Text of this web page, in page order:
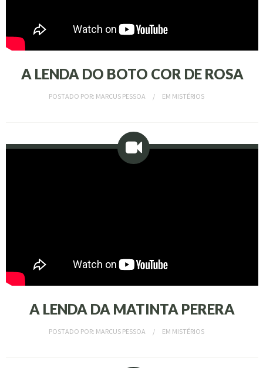
A LENDA DO BOTO COR DE ROSA
POSTADO POR: MARCUS PESSOA EM MISTÉRIOS
A LENDA DA MATINTA PERERA
POSTADO POR: MARCUS PESSOA EM MISTÉRIOS